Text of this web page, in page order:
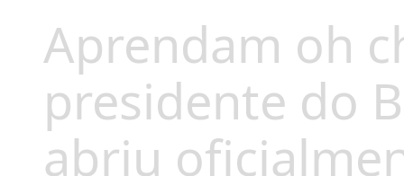
Aprendam oh
presidente do
abriu